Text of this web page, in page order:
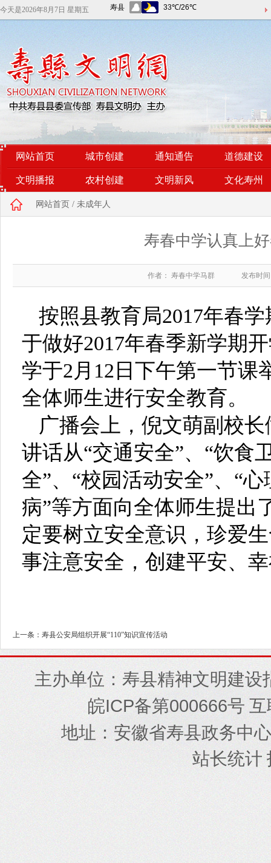
今天是2026年8月7日 星期五
网站首页 城市创建 通知通告 道德建设
文明播报 农村创建 文明新风 文化寿州
网站首页 / 未成年人
寿春中学认真上
作者： 寿春中学马群 发布时间
按照县教育局2017年春
于做好2017年春季新学期
学于2月12日下午第一节课
全体师生进行安全教育。
广播会上，倪文萌副校
讲话从“交通安全”、“饮食
全”、“校园活动安全”、“
病”等方面向全体师生提出
定要树立安全意识，珍爱
事注意安全，创建平安、
上一条：寿县公安局组织开展“110”知识宣传活动
主办单位：寿县精神文明建
皖ICP备第000666号
地址 ： 安徽省寿县政务中心
站长统计